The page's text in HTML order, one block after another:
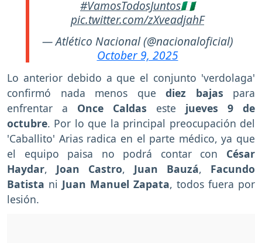
#VamosTodosJuntos🇳🇬
pic.twitter.com/zXveadjahF
— Atlético Nacional (@nacionaloficial)
October 9, 2025
Lo anterior debido a que el conjunto 'verdolaga'
confirmó nada menos que diez bajas para
enfrentar a Once Caldas este jueves 9 de
octubre. Por lo que la principal preocupación del
'Caballito' Arias radica en el parte médico, ya que
el equipo paisa no podrá contar con César
Haydar, Joan Castro, Juan Bauzá, Facundo
Batista ni Juan Manuel Zapata, todos fuera por
lesión.